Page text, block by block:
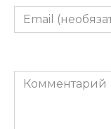
Email
(необязательно)
Комментарий